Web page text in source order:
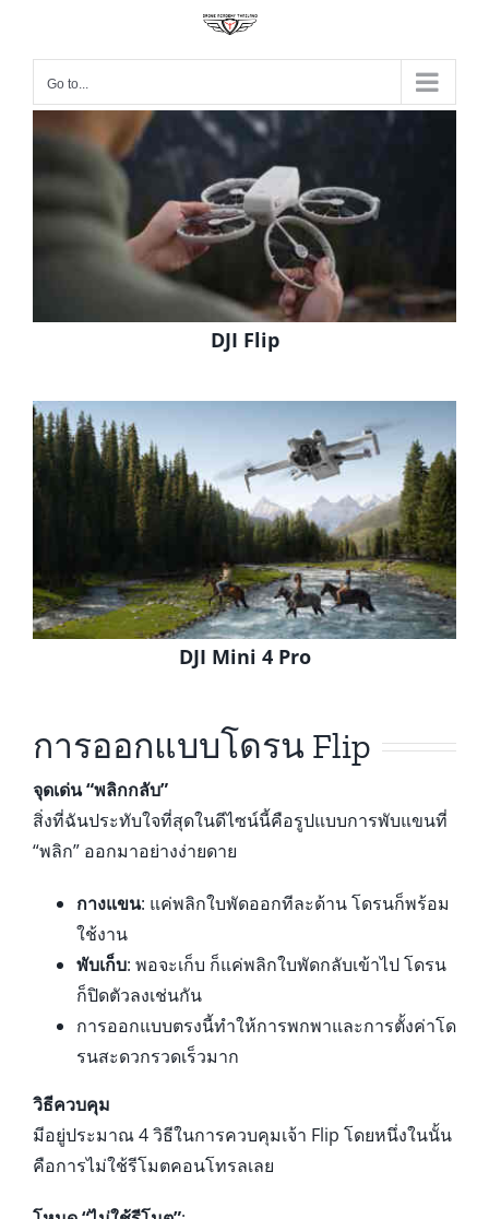
Go to...
DJI Flip
DJI Mini 4 Pro
การออกแบบโดรน Flip
จุดเด่น “พลิกกลับ”
สิ่งที่ฉันประทับใจที่สุดในดีไซน์นี้คือรูปแบบการพับแขนที่
“พลิก” ออกมาอย่างง่ายดาย
กางแขน: แค่พลิกใบพัดออกทีละด้าน โดรนก็พร้อม
ใช้งาน
พับเก็บ: พอจะเก็บ ก็แค่พลิกใบพัดกลับเข้าไป โดรน
ก็ปิดตัวลงเช่นกัน
การออกแบบตรงนี้ทำให้การพกพาและการตั้งค่าโด
รนสะดวกรวดเร็วมาก
วิธีควบคุม
มีอยู่ประมาณ 4 วิธีในการควบคุมเจ้า Flip โดยหนึ่งในนั้น
คือการไม่ใช้รีโมตคอนโทรลเลย